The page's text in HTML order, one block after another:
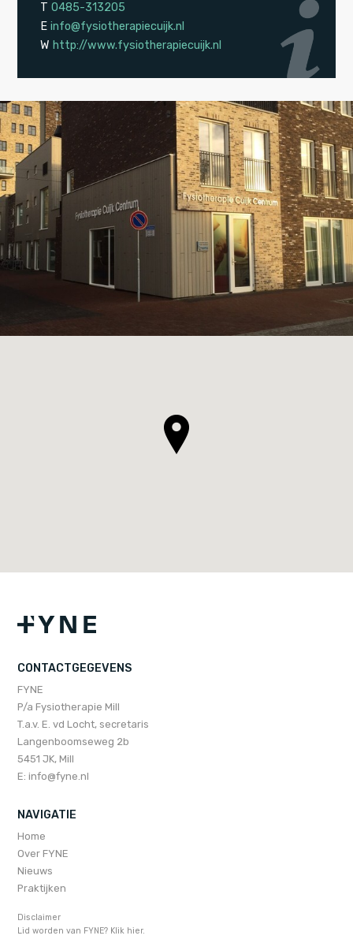
T0485-313205
Einfo@fysiotherapiecuijk.nl
W http://www.fysiotherapiecuijk.nl
CONTACTGEGEVENS
FYNE
P/a Fysiotherapie Mill
T.a.v. E. vd Locht, secretaris
Langenboomseweg 2b
5451 JK, Mill
E:info@fyne.nl
NAVIGATIE
Home
Over FYNE
Nieuws
Praktijken
Disclaimer
Lid worden van FYNE? Klik hier.